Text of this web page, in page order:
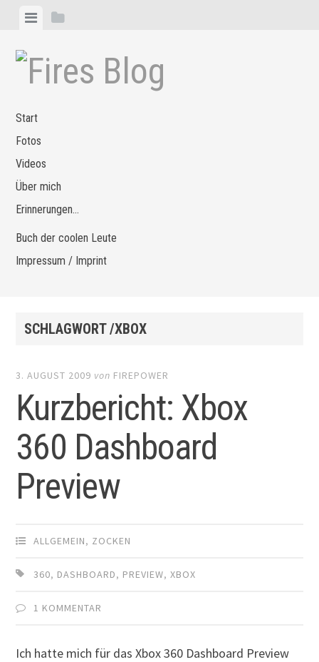
Zum
springen
MenüSeitenleiste
Start
Fotos
Videos
Über mich
Erinnerungen…
Buch der coolen Leute
Impressum / Imprint
SCHLAGWORT /XBOX
3. AUGUST 2009 von FIREPOWER
Kurzbericht: Xbox
360 Dashboard
Preview
ALLGEMEIN, ZOCKEN
360, DASHBOARD, PREVIEW,XBOX
1 KOMMENTAR
Ich hatte mich für das Xbox 360 Dashboard Preview